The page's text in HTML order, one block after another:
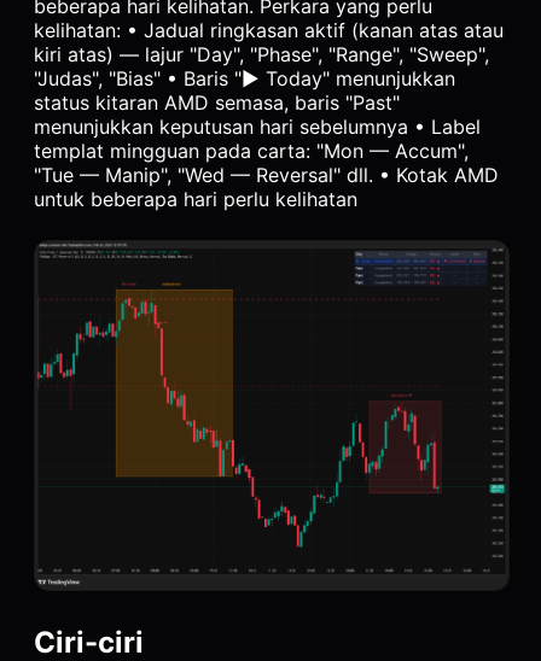
beberapa hari kelihatan. Perkara yang perlu
kelihatan: • Jadual ringkasan aktif (kanan atas atau
kiri atas) — lajur "Day", "Phase", "Range", "Sweep",
"Judas", "Bias" • Baris "► Today" menunjukkan
status kitaran AMD semasa, baris "Past"
menunjukkan keputusan hari sebelumnya • Label
templat mingguan pada carta: "Mon — Accum",
"Tue — Manip", "Wed — Reversal" dll. • Kotak AMD
untuk beberapa hari perlu kelihatan
Ciri-ciri